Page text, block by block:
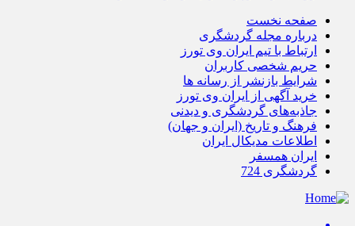
صفحه نخست
درباره مجله گردشگری
ارتباط با تیم ایران وی تورز
حریم شخصی کاربران
شرایط بازنشر از رسانه ها
خرید آگهی از ایران وی تورز
جاذبه‌های گردشگری و دیدنی
فرهنگ و تاریخ (ایران و جهان)
اطلاعات مدیکال ایران
ایران همسفر
گردشگری 724